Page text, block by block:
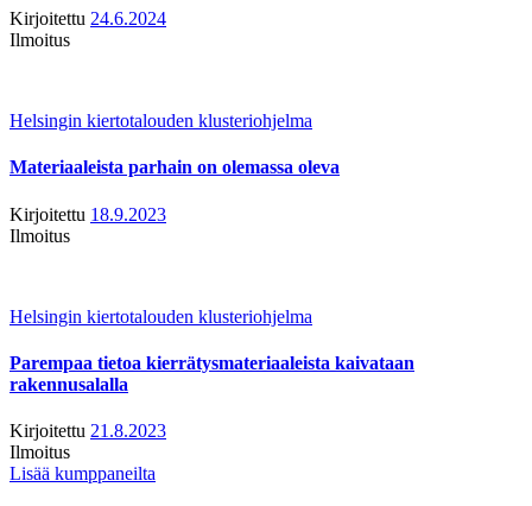
Kirjoitettu 24.6.2024
Ilmoitus
Helsingin kiertotalouden klusteriohjelma
Materiaaleista parhain on olemassa oleva
Kirjoitettu 18.9.2023
Ilmoitus
Helsingin kiertotalouden klusteriohjelma
Parempaa tietoa kierrätysmateriaaleista kaivataan
rakennusalalla
Kirjoitettu 21.8.2023
Ilmoitus
Lisää kumppaneilta